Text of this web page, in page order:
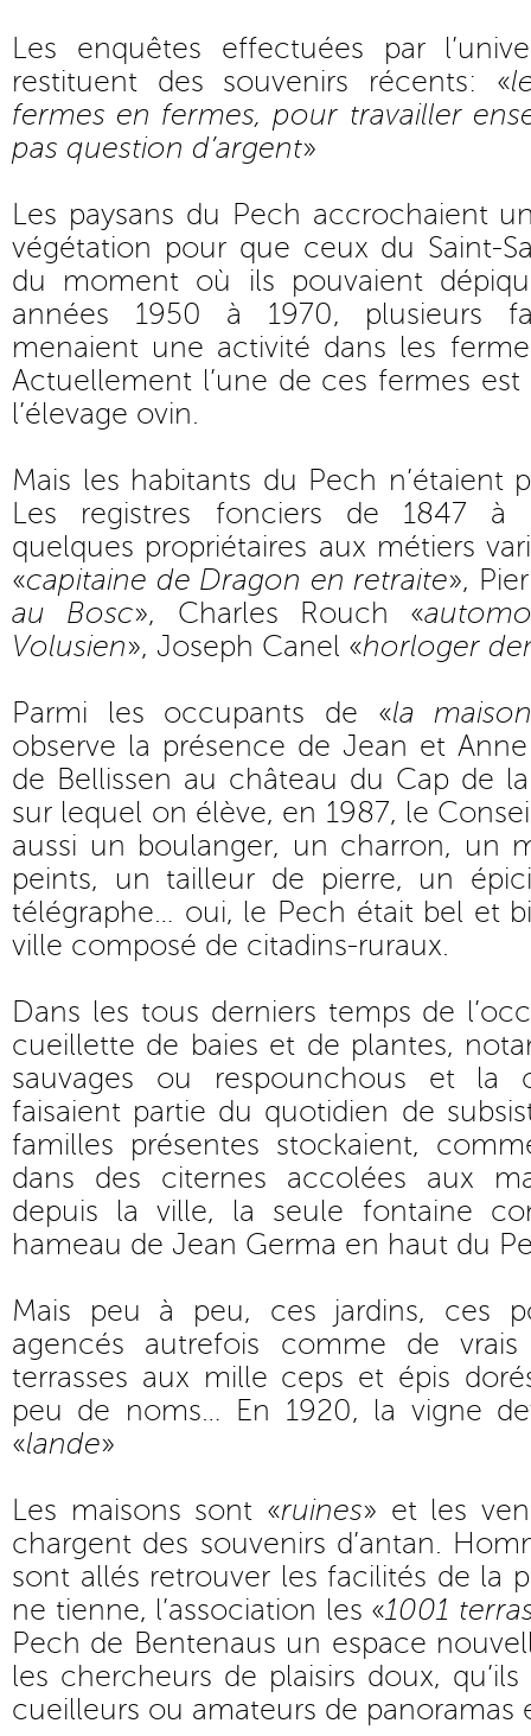
Les enquêtes effectuées par
restituent des souvenirs récents: «
fermes en fermes, pour travailler
pas question d’argent»
Les paysans du Pech accrochaient
végétation pour que ceux du Saint-
du moment où ils pouvaient
années 1950 à 1970, plusieurs
menaient une activité dans les
Actuellement l’une de ces fermes
l’élevage ovin.
Mais les habitants du Pech n’étaient
Les registres fonciers de 1847 à
quelques propriétaires aux métiers
«capitaine de Dragon en retraite»,
au Bosc», Charles Rouch «
Volusien», Joseph Canel «horloger
Parmi les occupants de «la
observe la présence de Jean et
de Bellissen au château du Cap de
sur lequel on élève, en 1987, le
aussi un boulanger, un charron, un
peints, un tailleur de pierre, un
télégraphe… oui, le Pech était bel et
ville composé de citadins-ruraux.
Dans les tous derniers temps de
cueillette de baies et de plantes,
sauvages ou respounchous et la
faisaient partie du quotidien de
familles présentes stockaient,
dans des citernes accolées aux
depuis la ville, la seule fontaine
hameau de Jean Germa en haut du
Mais peu à peu, ces jardins, ces
agencés autrefois comme de
terrasses aux mille ceps et épis
peu de noms… En 1920, la vigne
«lande»
Les maisons sont «ruines» et les
chargent des souvenirs d’antan.
sont allés retrouver les facilités de la
ne tienne, l’association les «1001
Pech de Bentenaus un espace
les chercheurs de plaisirs doux,
cueilleurs ou amateurs de panoramas